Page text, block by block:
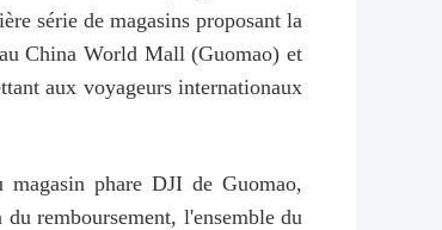
série de magasins proposant la
China World Mall (Guomao) et
aux voyageurs internationaux
phare DJI de Guomao,
remboursement, l'ensemble du